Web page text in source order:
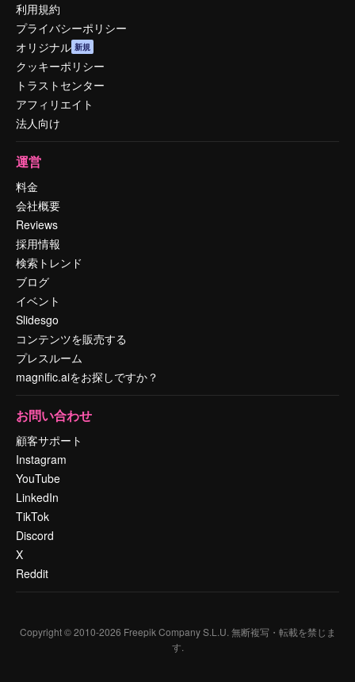
利用規約
プライバシーポリシー
オリジナル 新規
クッキーポリシー
トラストセンター
アフィリエイト
法人向け
運営
料金
会社概要
Reviews
採用情報
検索トレンド
ブログ
イベント
Slidesgo
コンテンツを販売する
プレスルーム
magnific.aiをお探しですか？
お問い合わせ
顧客サポート
Instagram
YouTube
LinkedIn
TikTok
Discord
X
Reddit
Copyright © 2010-2026 Freepik Company S.L.U. 無断複写・転載を禁じま
す.